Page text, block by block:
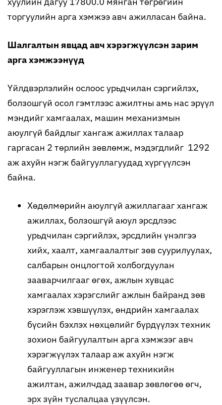
торгуулийн арга хэмжээ авч ажилласан байна.
Шалгалтын явцад авч хэрэгжүүлсэн зарим
арга хэмжээнүүд
Үйлдвэрлэлийн ослоос урьдчилан сэргийлэх,
болзошгүй осол гэмтлээс ажилтны амь нас эрүүл
мэндийг хамгаалах, машин механизмын
аюулгүй байдлыг хангаж ажиллах талаар
гаргасан 2 төрлийн зөвлөмж, мэдэгдлийг 1292
аж ахуйн нэгж байгууллагуудад хүргүүлсэн
байна.
Хөдөлмөрийн аюулгүй ажиллагааг хангаж
ажиллах, болзошгүй аюул эрсдлээс
урьдчилан сэргийлэх, эрсдлийн үнэлгээ
хийх, хаалт, хамгаалалтыг зөв суурилуулах,
салбарын онцлогтой холбогдуулан
зааварчилгааг өгөх, ажлын хувцас
хамгаалах хэрэгслийг ажлын байранд зөв
хэрэглэж хэвшүүлэх, өндрийн хамгаалах
бүсийн бэхлэх нөхцөлийг бүрдүүлэх техник
зохион байгуулалтын арга хэмжээг авч
хэрэгжүүлэх талаар аж ахуйн нэгж
байгууллагын инженер техникийн
ажилтан, ажилчдад заавар зөвлөгөө өгч,
эрх зүйн туслалцаа үзүүлсэн.